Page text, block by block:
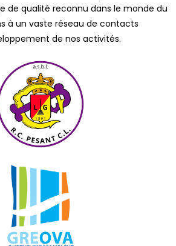
de qualité reconnu dans le monde du
à un vaste réseau de contacts
de nos activités.